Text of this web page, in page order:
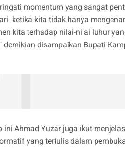
momentum yang sangat
ketika kita tidak hanya
kita terhadap nilai-nilai luhur
demikian disampaikan Bupati
Ahmad Yuzar juga ikut
yang tertulis dalam